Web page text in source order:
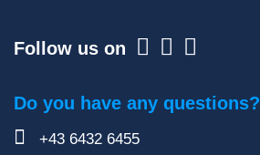
Follow us on
Do you have any questions?
+43 6432 6455